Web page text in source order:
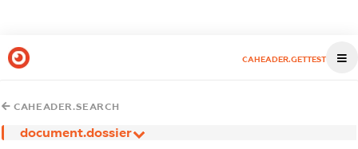
CAHEADER.GETTEST
CAHEADER.SEARCH
document.dossier